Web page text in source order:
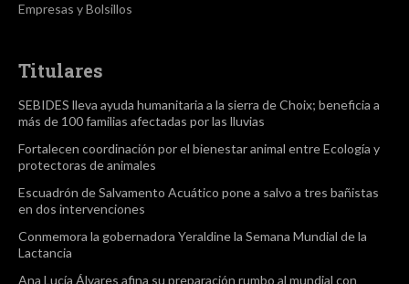
Empresas y Bolsillos
Titulares
SEBIDES lleva ayuda humanitaria a la sierra de Choix; beneficia a
más de 100 familias afectadas por las lluvias
Fortalecen coordinación por el bienestar animal entre Ecología y
protectoras de animales
Escuadrón de Salvamento Acuático pone a salvo a tres bañistas
en dos intervenciones
Conmemora la gobernadora Yeraldine la Semana Mundial de la
Lactancia
Ana Lucía Álvares afina su preparación rumbo al mundial con